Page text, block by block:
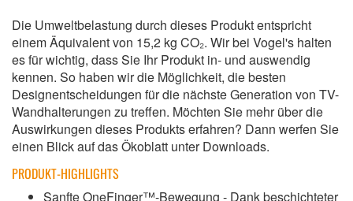
Die Umweltbelastung durch dieses Produkt entspricht
einem Äquivalent von 15,2 kg CO₂. Wir bei Vogel's halten
es für wichtig, dass Sie Ihr Produkt in- und auswendig
kennen. So haben wir die Möglichkeit, die besten
Designentscheidungen für die nächste Generation von TV-
Wandhalterungen zu treffen. Möchten Sie mehr über die
Auswirkungen dieses Produkts erfahren? Dann werfen Sie
einen Blick auf das Ökoblatt unter Downloads.
PRODUKT-HIGHLIGHTS
Sanfte OneFinger™-Bewegung - Dank beschichteter